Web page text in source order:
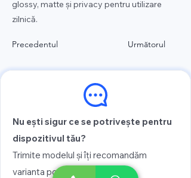
glossy, matte și privacy pentru utilizare
zilnică.
Precedentul Următorul
Nu ești sigur ce se potrivește pentru
dispozitivul tău?
Trimite modelul și îți recomandăm
varianta potrivită